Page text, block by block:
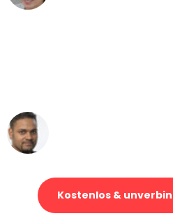
Kostenlos &